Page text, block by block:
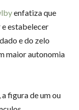
enfatiza que
e estabelecer
e do zelo
maior autonomia
figura de um ou